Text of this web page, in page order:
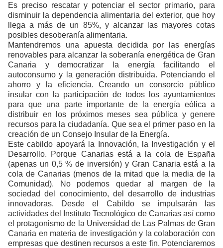
Es preciso rescatar y potenciar el sector primario, para
disminuir la dependencia alimentaria del exterior, que hoy
llega a más de un 85%, y alcanzar las mayores cotas
posibles desoberanía alimentaria.
Mantendremos una apuesta decidida por las energías
renovables para alcanzar la soberanía energética de Gran
Canaria y democratizar la energía facilitando el
autoconsumo y la generación distribuida. Potenciando el
ahorro y la eficiencia. Creando un consorcio público
insular con la participación de todos los ayuntamientos
para que una parte importante de la energía eólica a
distribuir en los próximos meses sea pública y genere
recursos para la ciudadanía. Que sea el primer paso en la
creación de un Consejo Insular de la Energía.
Este cabildo apoyará la Innovación, la Investigación y el
Desarrollo. Porque Canarias está a la cola de España
(apenas un 0,5 % de inversión) y Gran Canaria está a la
cola de Canarias (menos de la mitad que la media de la
Comunidad). No podemos quedar al margen de la
sociedad del conocimiento, del desarrollo de industrias
innovadoras. Desde el Cabildo se impulsarán las
actividades del Instituto Tecnológico de Canarias así como
el protagonismo de la Universidad de Las Palmas de Gran
Canaria en materia de investigación y la colaboración con
empresas que destinen recursos a este fin. Potenciaremos